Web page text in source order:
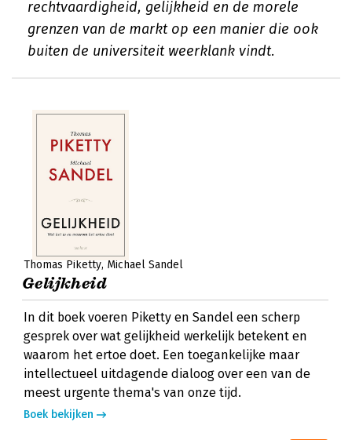
rechtvaardigheid, gelijkheid en de morele
grenzen van de markt op een manier die ook
buiten de universiteit weerklank vindt.
Thomas Piketty Michael Sandel
Gelijkheid
In dit boek voeren Piketty en Sandel een scherp
gesprek over wat gelijkheid werkelijk betekent en
waarom het ertoe doet. Een toegankelijke maar
intellectueel uitdagende dialoog over een van de
meest urgente thema's van onze tijd.
Boek bekijken